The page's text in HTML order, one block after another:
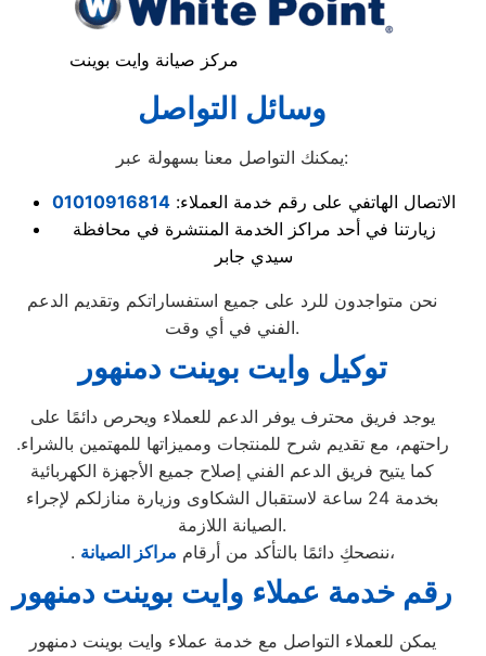
مركز صيانة وايت بوينت
وسائل التواصل
يمكنك التواصل معنا بسهولة عبر:
الاتصال الهاتفي على رقم خدمة العملاء: 01010916814
زيارتنا في أحد مراكز الخدمة المنتشرة في محافظة
سيدي جابر
نحن متواجدون للرد على جميع استفساراتكم وتقديم الدعم
الفني في أي وقت.
توكيل وايت بوينت دمنهور
يوجد فريق محترف يوفر الدعم للعملاء ويحرص دائمًا على
راحتهم، مع تقديم شرح للمنتجات ومميزاتها للمهتمين بالشراء.
كما يتيح فريق الدعم الفني إصلاح جميع الأجهزة الكهربائية
بخدمة 24 ساعة لاستقبال الشكاوى وزيارة منازلكم لإجراء
الصيانة اللازمة.
. ننصحكِ دائمًا بالتأكد من أرقام مراكز الصيانة ،
رقم خدمة عملاء وايت بوينت دمنهور
يمكن للعملاء التواصل مع خدمة عملاء وايت بوينت دمنهور